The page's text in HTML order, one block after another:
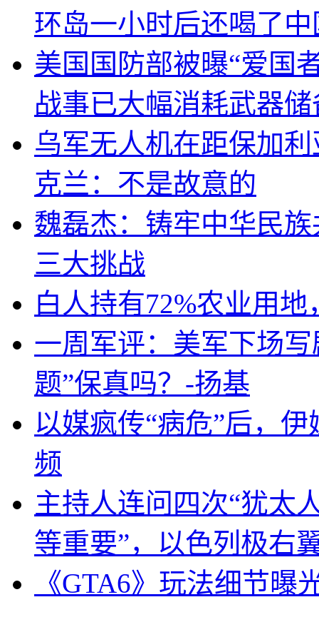
环岛一小时后还喝了
美国国防部被曝“爱国
战事已大幅消耗武器储
乌军无人机在距保加
克兰：不是故意的
魏磊杰：铸牢中华民
三大挑战
白人持有72%农业用
一周军评：美军下场
题”保真吗？-扬基
以媒疯传“病危”后，
频
主持人连问四次“犹太
等重要”，以色列极右
《GTA6》玩法细节